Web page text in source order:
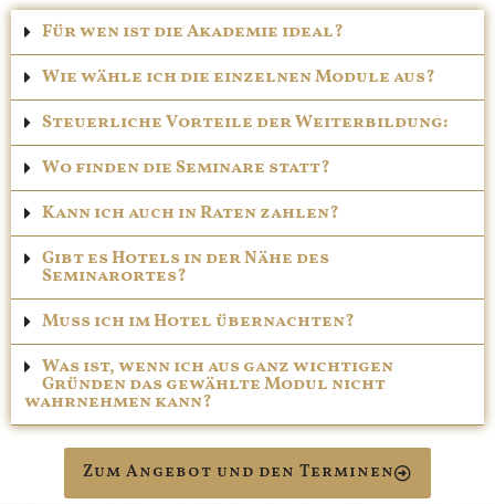
Für wen ist die Akademie ideal?
Wie wähle ich die einzelnen Module aus?
Steuerliche Vorteile der Weiterbildung:
Wo finden die Seminare statt?
Kann ich auch in Raten zahlen?
Gibt es Hotels in der Nähe des
Seminarortes?
Muss ich im Hotel übernachten?
Was ist, wenn ich aus ganz wichtigen
Gründen das gewählte Modul nicht
wahrnehmen kann?
Zum Angebot und den Terminen